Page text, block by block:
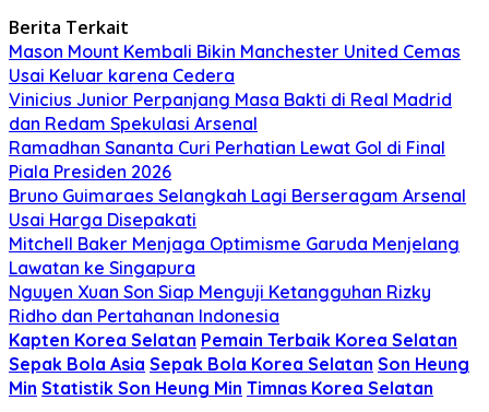
Berita Terkait
Mason Mount Kembali Bikin Manchester United Cemas
Usai Keluar karena Cedera
Vinicius Junior Perpanjang Masa Bakti di Real Madrid
dan Redam Spekulasi Arsenal
Ramadhan Sananta Curi Perhatian Lewat Gol di Final
Piala Presiden 2026
Bruno Guimaraes Selangkah Lagi Berseragam Arsenal
Usai Harga Disepakati
Mitchell Baker Menjaga Optimisme Garuda Menjelang
Lawatan ke Singapura
Nguyen Xuan Son Siap Menguji Ketangguhan Rizky
Ridho dan Pertahanan Indonesia
Kapten Korea Selatan Pemain Terbaik Korea Selatan
Sepak Bola Asia Sepak Bola Korea Selatan Son Heung
Min Statistik Son Heung Min Timnas Korea Selatan